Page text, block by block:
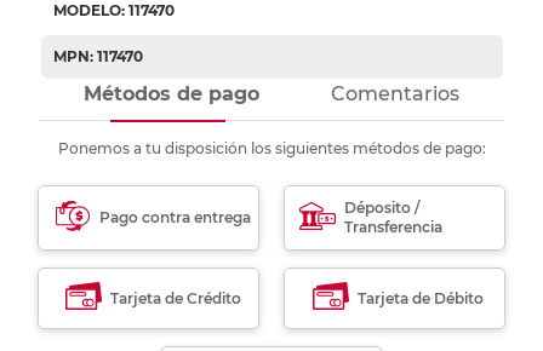
MODELO: 117470
MPN: 117470
Métodos de pago Comentarios
Ponemos a tu disposición los siguientes métodos de pago:
Pago contra entrega
Déposito /
Transferencia
Tarjeta de Crédito Tarjeta de Débito